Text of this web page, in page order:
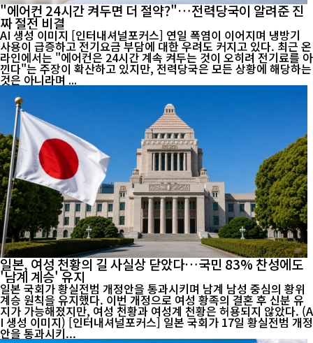
"에어컨 24시간 켜두면 더 절약?"…전력당국이 알려준 진
짜 절전 비결
AI 생성 이미지 [인터내셔널포커스] 연일 폭염이 이어지며 냉방기
사용이 급증하고 전기요금 부담에 대한 우려도 커지고 있다. 최근 온
라인에서는 "에어컨은 24시간 계속 켜두는 것이 오히려 전기료를 아
낀다"는 주장이 확산하고 있지만, 전력당국은 모든 상황에 해당하는
것은 아니라며 ...
일본, 여성 천황의 길 사실상 닫았다…국민 83% 찬성에도
'남계 계승' 유지
일본 국회가 황실전범 개정안을 통과시키며 남계 남성 중심의 황위
계승 원칙을 유지했다. 이번 개정으로 여성 황족의 결혼 후 신분 유
지가 가능해졌지만, 여성 천황과 여성계 천황은 허용되지 않았다. (A
I 생성 이미지) [인터내셔널포커스] 일본 국회가 17일 황실전범 개정
안을 통과시키...